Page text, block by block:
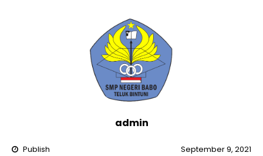
admin
Publish
September 9, 2021